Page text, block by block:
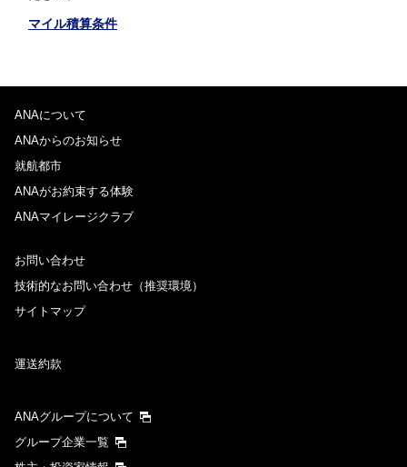
マイル積算条件
ANAについて
ANAからのお知らせ
就航都市
ANAがお約束する体験
ANAマイレージクラブ
お問い合わせ
技術的なお問い合わせ（推奨環境）
サイトマップ
運送約款
ANAグループについて
グループ企業一覧